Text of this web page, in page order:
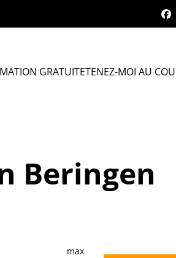
GRATUITETENEZ-MOI AU
Beringen
max